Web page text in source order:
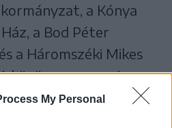
My Personal
a Kónya
a Bod Péter
a Háromszéki Mikes
közösen szervezi meg,
lejből. A friss híreket a